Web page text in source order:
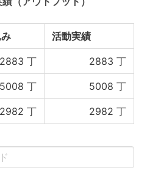
活動実績
2883 丁 2883 丁
5008 丁 5008 丁
2982 丁 2982 丁